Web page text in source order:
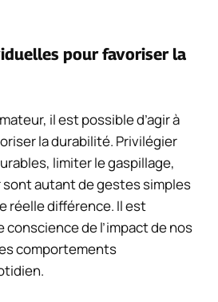
pour favoriser la
il est possible d’agir à
la durabilité. Privilégier
limiter le gaspillage,
autant de gestes simples
réelle différence. Il est
de l’impact de nos
comportements